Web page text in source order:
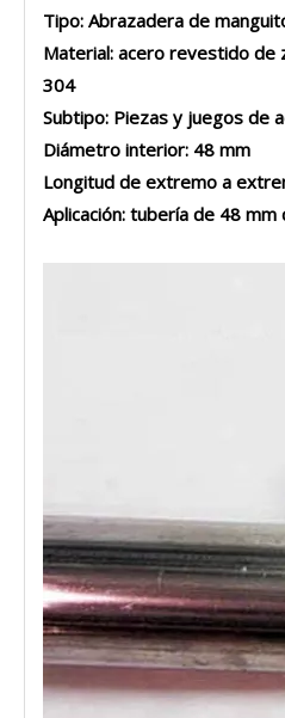
Tipo: Abrazadera de
Material: acero revestido de
304
Subtipo: Piezas y juegos de
Diámetro interior: 48 mm
Longitud de extremo a
Aplicación: tubería de 48